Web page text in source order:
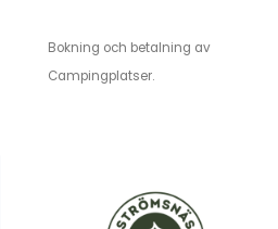
Bokning och betalning av
Campingplatser.